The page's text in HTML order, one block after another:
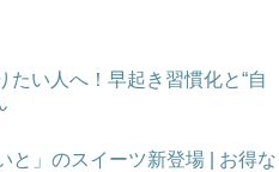
たい人へ！早起き習慣化と“自
と」のスイーツ新登場 | お得な